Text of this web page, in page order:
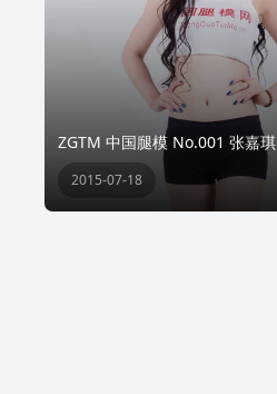
ZGTM 中国腿模 No.001 张嘉琪
2015-07-18